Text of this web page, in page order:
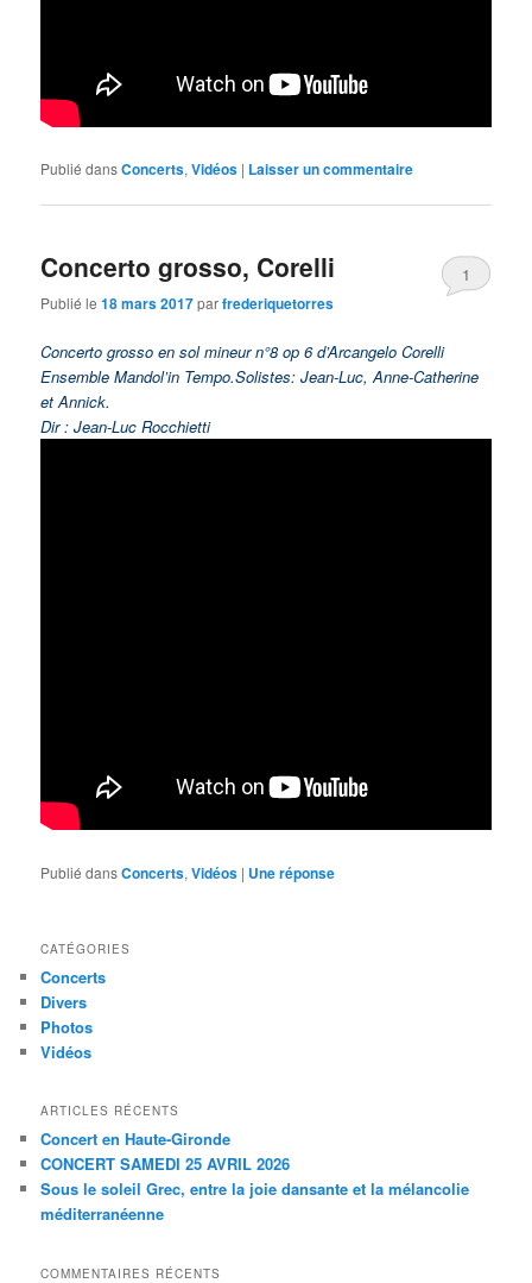
Publié dansConcerts,Vidéos | Laisser un commentaire
Concerto grosso, Corelli
Publié le18 mars 2017parfrederiquetorres
1
Concerto grosso en sol mineur n°8 op 6 d’Arcangelo Corelli
Ensemble Mandol’in Tempo.Solistes: Jean-Luc, Anne-Catherine
et Annick.
Dir : Jean-Luc Rocchietti
Publié dansConcerts,Vidéos | Uneréponse
CATÉGORIES
Concerts
Divers
Photos
Vidéos
ARTICLES RÉCENTS
Concert en Haute-Gironde
CONCERT SAMEDI 25 AVRIL 2026
Sous le soleil Grec, entre la joie dansante et la mélancolie
méditerranéenne
COMMENTAIRES RÉCENTS